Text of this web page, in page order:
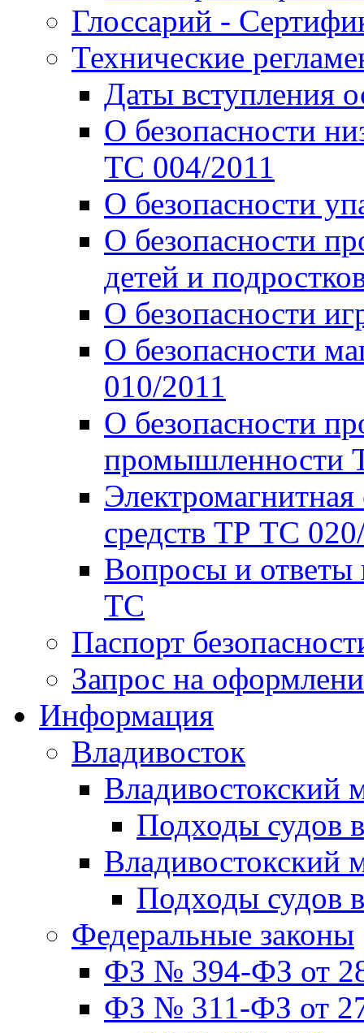
Глоссарий -
Технические
Даты вступления
О безопасности
ТС 004/2011
О безопасности
О безопасности
детей и
О безопасности
О безопасности
010/2011
О безопасности
промышленности
средств ТР ТС
Вопросы и ответы
ТС
Паспорт
Запрос на
Информация
Владивосток
Владивостокский
Подходы судов
Владивостокский
Подходы судов
Федеральные законы
ФЗ № 394-ФЗ от
ФЗ № 311-ФЗ от